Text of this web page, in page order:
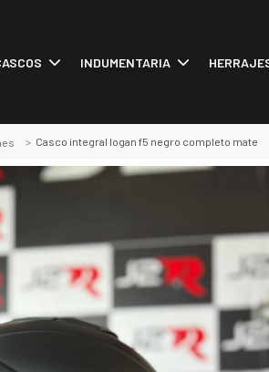
INDUMENTARIA
Casco integral logan f5 negro completo mate